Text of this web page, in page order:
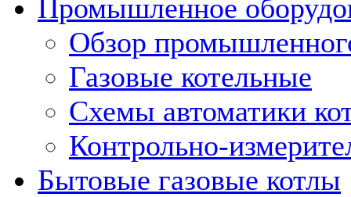
Промышленное
Обзор
Газовые котельные
Схемы автоматики
Контрольно-
Бытовые газовые котлы